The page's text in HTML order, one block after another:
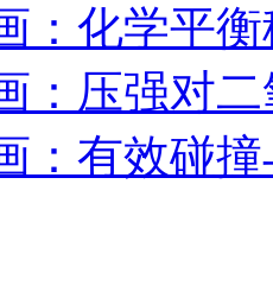
：化学平
：压强对
：有效碰